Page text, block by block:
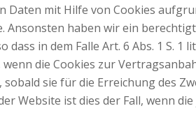
Daten mit Hilfe von Cookies
Ansonsten haben wir ein
in dem Falle Art. 6 Abs. 1 S. 1
wenn die Cookies zur
sobald sie für die Erreichung des
Website ist dies der Fall, wenn